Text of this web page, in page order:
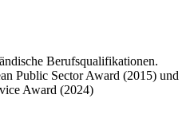
Berufsqualifikationen.
Public Sector Award (2015) und
Award (2024)